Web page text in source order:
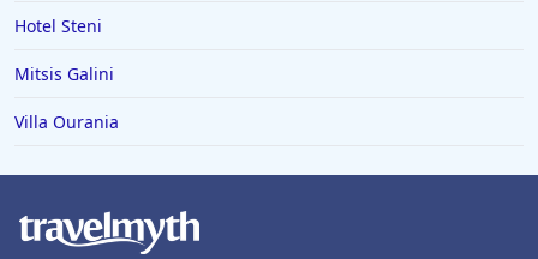
Hotel Steni
Mitsis Galini
Villa Ourania